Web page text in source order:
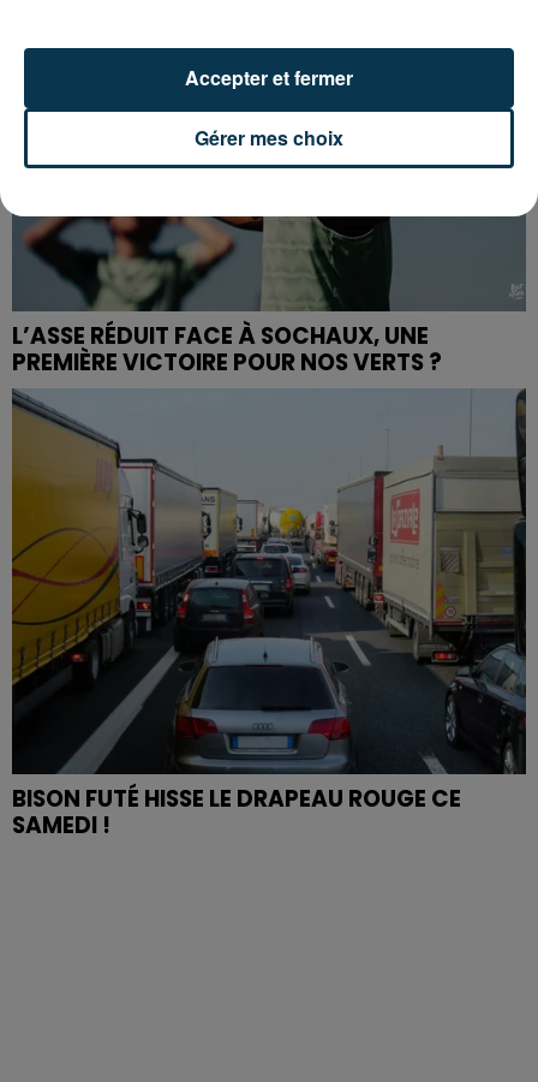
L’ASSE RÉDUIT FACE À SOCHAUX, UNE
PREMIÈRE VICTOIRE POUR NOS VERTS ?
BISON FUTÉ HISSE LE DRAPEAU ROUGE CE
SAMEDI !
Gérer mes choix
Accepter et fermer